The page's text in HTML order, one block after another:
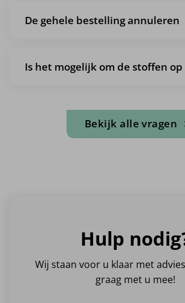
De gehele bestelling annuleren
Is het mogelijk om de stoffen
Bekijk alle vragen
Hulp
Wij staan voor u klaar met
graag met u mee!